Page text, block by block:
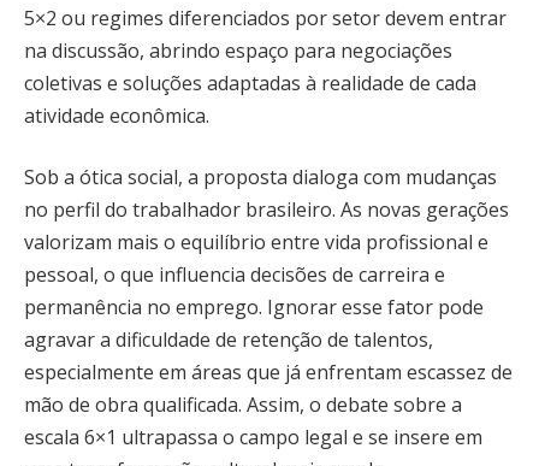
5×2 ou regimes diferenciados por setor devem entrar
na discussão, abrindo espaço para negociações
coletivas e soluções adaptadas à realidade de cada
atividade econômica.
Sob a ótica social, a proposta dialoga com mudanças
no perfil do trabalhador brasileiro. As novas gerações
valorizam mais o equilíbrio entre vida profissional e
pessoal, o que influencia decisões de carreira e
permanência no emprego. Ignorar esse fator pode
agravar a dificuldade de retenção de talentos,
especialmente em áreas que já enfrentam escassez de
mão de obra qualificada. Assim, o debate sobre a
escala 6×1 ultrapassa o campo legal e se insere em